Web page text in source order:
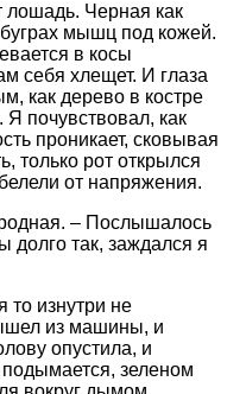
лошадь. Черная как
мышц под кожей.
в косы
себя хлещет. И глаза
как дерево в костре
почувствовал, как
проникает, сковывая
только рот открылся
от напряжения.
– Послышалось
долго так, заждался я
то изнутри не
из машины, и
опустила, и
зеленом